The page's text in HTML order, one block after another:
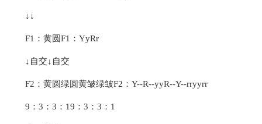
↓↓
F1：黄圆F1：YyRr
↓自交↓自交
F2：黄圆绿圆黄皱绿皱F2：Y--R--yyR--Y--rryyrr
9：3：3：19：3：3：1